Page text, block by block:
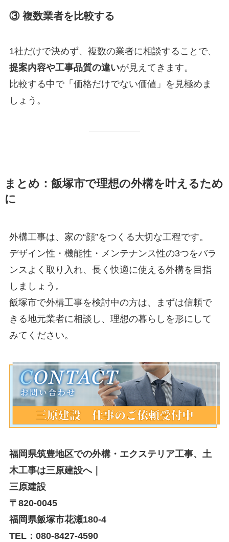
③ 複数業者を比較する
1社だけで決めず、複数の業者に相談することで、
提案内容や工事品質の違いが見えてきます。
比較する中で「価格だけでない価値」を見極めま
しょう。
まとめ：飯塚市で理想の外構を叶えるため
に
外構工事は、家の“顔”をつくる大切な工程です。
デザイン性・機能性・メンテナンス性の3つをバラ
ンスよく取り入れ、長く快適に使える外構を目指
しましょう。
飯塚市で外構工事を検討中の方は、まずは信頼で
きる地元業者に相談し、理想の暮らしを形にして
みてください。
福岡県筑豊地区での外構・エクステリア工事、土
木工事は三原建設へ｜
三原建設
〒820-0045
福岡県飯塚市花瀬180-4
TEL：080-8427-4590